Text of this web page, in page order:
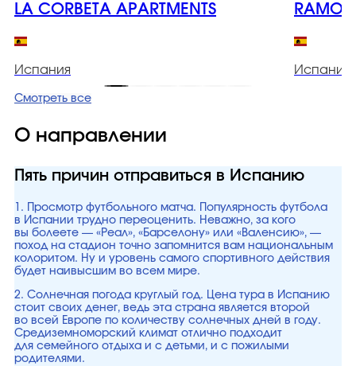
LA CORBETA APARTMENTS
Испания Испания
Смотреть все
О направлении
Пять причин отправиться в Испанию
1. Просмотр футбольного матча. Популярность футбола
в Испании трудно переоценить. Неважно, за кого
вы болеете — «Реал», «Барселону» или «Валенсию», —
поход на стадион точно запомнится вам национальным
колоритом. Ну и уровень самого спортивного действия
будет наивысшим во всем мире.
2. Солнечная погода круглый год. Цена тура в Испанию
стоит своих денег, ведь эта страна является второй
во всей Европе по количеству солнечных дней в году.
Средиземноморский климат отлично подходит
для семейного отдыха и с детьми, и с пожилыми
родителями.